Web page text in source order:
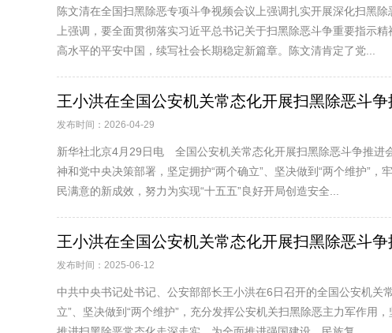
陈文清在全国扫黑除恶专项斗争视频会议上强调扎实开展深化扫黑
上强调，要全面贯彻落实习近平总书记关于扫黑除恶斗争重要指示
高水平的平安中国，续写社会长期稳定新篇章。陈文清肯定了党...
王小洪在全国公安机关常态化开展扫黑除恶斗
发布时间：2026-04-29
新华社北京4月29日电 全国公安机关常态化开展扫黑除恶斗争推进
神和党中央决策部署，坚定拥护“两个确立”、坚决做到“两个维护”
民满意的新成效，努力为实现“十五五”良好开局创造安全...
王小洪在全国公安机关常态化开展扫黑除恶斗
发布时间：2025-06-12
中共中央书记处书记、公安部部长王小洪在6日召开的全国公安机
立”、坚决做到“两个维护”，充分发挥公安机关扫黑除恶主力军作用